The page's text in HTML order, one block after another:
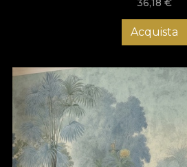
36,18 €
Acquista